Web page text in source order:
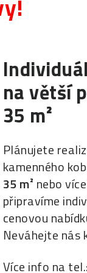
na větší
35 m²
Plánujete
kamenného
35 m² nebo
připravíme
cenovou
Neváhejte
Více info na